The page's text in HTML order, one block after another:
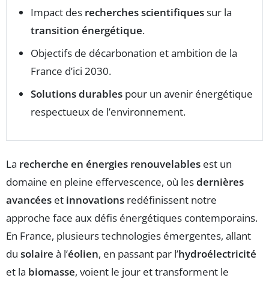
Impact des recherches scientifiquessur la
transition énergétique.
Objectifs de décarbonation et ambition de la
France d’ici 2030.
Solutions durables pour un avenir énergétique
respectueux de l’environnement.
La recherche en énergies renouvelables est un
domaine en pleine effervescence, où lesdernières
avancées et innovations redéfinissent notre
approche face aux défis énergétiques contemporains.
En France, plusieurs technologies émergentes, allant
du solaire à l’éolien, en passant par l’hydroélectricité
et la biomasse, voient le jour et transforment le